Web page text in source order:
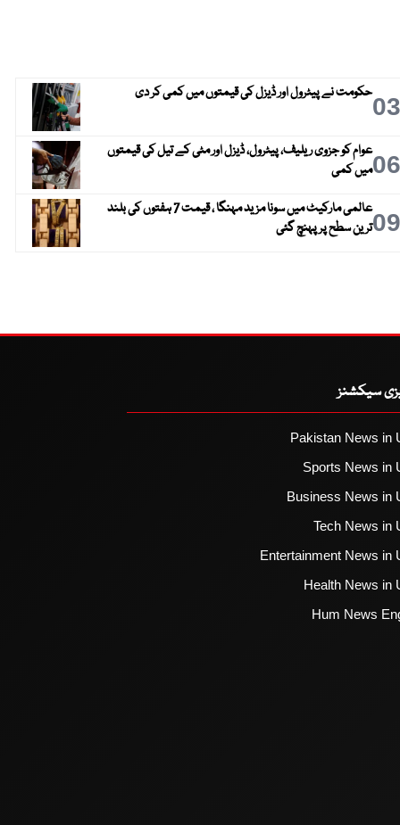
03حکومت نے پیٹرول اور ڈیزل کی قیمتوں میں کمی کر دی
06عوام کو جزوی ریلیف، پیٹرول، ڈیزل اور مٹی کے تیل کی قیمتوں
میں کمی
09
عالمی مارکیٹ میں سونا مزید مہنگا ، قیمت 7 ہفتوں کی بلند
ترین سطح پر پہنچ گئی
سیکشنز
Pakistan News in
Sports News in
Business News in
Tech News in
Entertainment News in
Health News in
Hum News